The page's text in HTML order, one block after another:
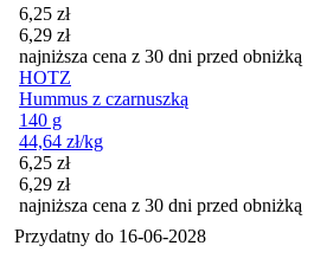
Cena promocyjna
6,25 zł
6,29 zł
najniższa cena z 30 dni przed obniżką
HOTZ
Hummus z czarnuszką
140 g
44,64 zł/kg
Cena promocyjna
6,25 zł
6,29 zł
najniższa cena z 30 dni przed obniżką
Przydatny do 16-06-2028